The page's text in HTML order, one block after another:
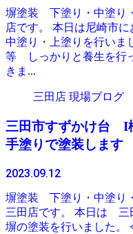
塀塗装 下塗り・中塗り
店です。 本日は尼崎
中塗り・上塗りを行いま
等 しっかりと養生を行
きま...
三田店 現場ブログ
三田市すずかけ台 I
手塗りで塗装します
2023.09.12
塀塗装 下塗り・中塗り
三田店です。 本日は 三
塀の塗装を行いました